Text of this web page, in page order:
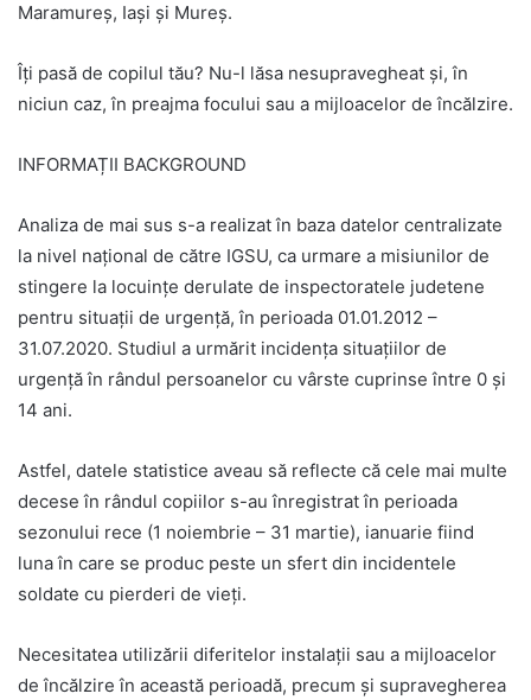
Maramureș, Iași și Mureș.
Îți pasă de copilul tău? Nu-l lăsa nesupravegheat și, în
niciun caz, în preajma focului sau a mijloacelor de încălzire.
INFORMAȚII BACKGROUND
Analiza de mai sus s-a realizat în baza datelor centralizate
la nivel național de către IGSU, ca urmare a misiunilor de
stingere la locuințe derulate de inspectoratele judetene
pentru situații de urgență, în perioada 01.01.2012 –
31.07.2020. Studiul a urmărit incidența situațiilor de
urgență în rândul persoanelor cu vârste cuprinse între 0 și
14 ani.
Astfel, datele statistice aveau să reflecte că cele mai multe
decese în rândul copiilor s-au înregistrat în perioada
sezonului rece (1 noiembrie – 31 martie), ianuarie fiind
luna în care se produc peste un sfert din incidentele
soldate cu pierderi de vieți.
Necesitatea utilizării diferitelor instalații sau a mijloacelor
de încălzire în această perioadă, precum și supravegherea